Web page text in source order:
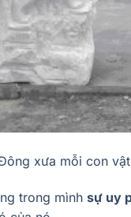
xưa mỗi con
trong mình sự uy